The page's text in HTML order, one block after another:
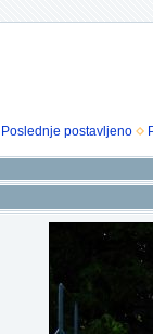
Poslednje postavljeno